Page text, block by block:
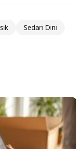
Sedari Dini